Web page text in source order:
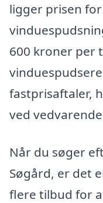
ligger prisen
600 kroner per
fastprisaftaler,
ved
Når du søger
Søgård, er det
flere tilbud for